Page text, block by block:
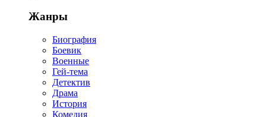
Жанры
Биография
Боевик
Военные
Гей-тема
Детектив
Драма
История
Комедия